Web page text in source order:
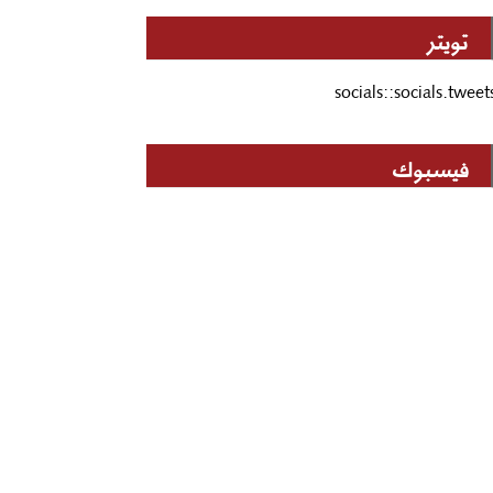
تويتر
فيسبوك